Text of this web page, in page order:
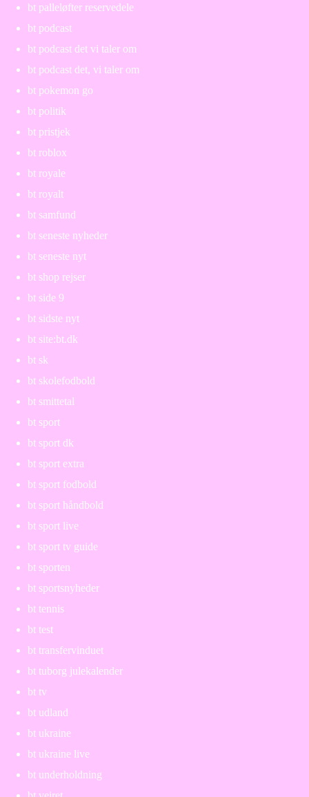
bt palleløfter reservedele
bt podcast
bt podcast det vi taler om
bt podcast det, vi taler om
bt pokemon go
bt politik
bt pristjek
bt roblox
bt royale
bt royalt
bt samfund
bt seneste nyheder
bt seneste nyt
bt shop rejser
bt side 9
bt sidste nyt
bt site:bt.dk
bt sk
bt skolefodbold
bt smittetal
bt sport
bt sport dk
bt sport extra
bt sport fodbold
bt sport håndbold
bt sport live
bt sport tv guide
bt sporten
bt sportsnyheder
bt tennis
bt test
bt transfervinduet
bt tuborg julekalender
bt tv
bt udland
bt ukraine
bt ukraine live
bt underholdning